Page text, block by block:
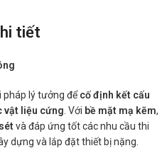
tiết
pháp lý tưởng đểcố định kết cấu
vật liệu cứng . Với bề mặt mạ kẽm,
và đáp ứng tốt các nhu cầu thi
dựng và lắp đặt thiết bị nặng.